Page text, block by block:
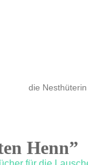
die Nesthüterin
Henn”